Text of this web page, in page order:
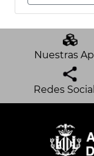
Nuestras
Redes